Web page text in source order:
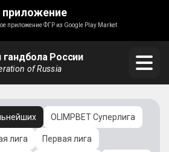
приложение ФГР из Google Play Market
России
of Russia
OLIMPBET Суперлига
лига Первая лига